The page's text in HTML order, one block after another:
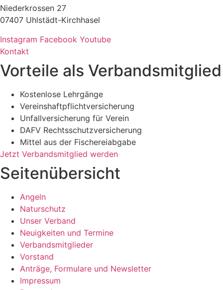
Niederkrossen 27
07407 Uhlstädt-Kirchhasel
Instagram Facebook Youtube
Kontakt
Vorteile als Verbandsmitglied
Kostenlose Lehrgänge
Vereinshaftpflichtversicherung
Unfallversicherung für Verein
DAFV Rechtsschutzversicherung
Mittel aus der Fischereiabgabe
Jetzt Verbandsmitglied werden
Seitenübersicht
Angeln
Naturschutz
Unser Verband
Neuigkeiten und Termine
Verbandsmitglieder
Vorstand
Anträge, Formulare und Newsletter
Impressum